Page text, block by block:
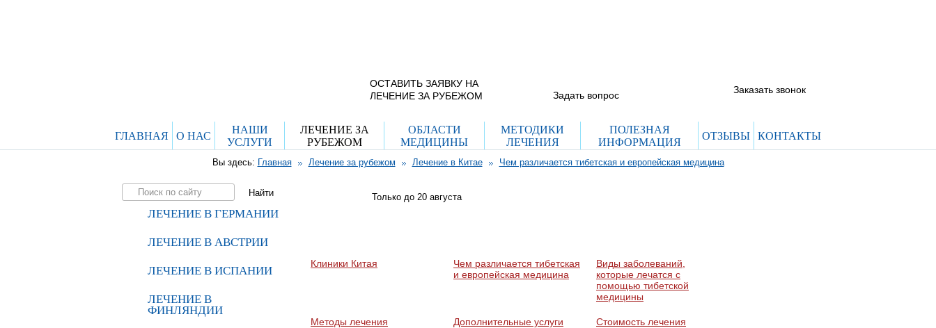
ОСТАВИТЬ ЗАЯВКУ НА
ЛЕЧЕНИЕ ЗА РУБЕЖОМ
Задать вопрос Заказать звонок
ГЛАВНАЯ О НАС
НАШИ
УСЛУГИ
ЛЕЧЕНИЕ ЗА
РУБЕЖОМ
ОБЛАСТИ
МЕДИЦИНЫ
МЕТОДИКИ
ЛЕЧЕНИЯ
ПОЛЕЗНАЯ
ИНФОРМАЦИЯ
ОТЗЫВЫ КОНТАКТЫ
Вы здесь: Главная Лечение за рубежом Лечение в Китае Чем различается тибетская и европейская медицина
ЛЕЧЕНИЕ В ГЕРМАНИИ
ЛЕЧЕНИЕ В АВСТРИИ
ЛЕЧЕНИЕ В ИСПАНИИ
ЛЕЧЕНИЕ В
ФИНЛЯНДИИ
Только до 20 августа
Клиники Китая
Чем различается тибетская
и европейская медицина
Виды заболеваний,
которые лечатся с
помощью тибетской
медицины
Методы лечения Дополнительные услуги Стоимость лечения